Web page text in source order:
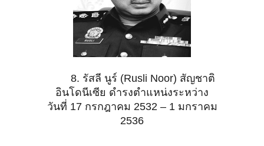
8. รัสลี นูร์ (Rusli Noor) สัญชาติ
อินโดนีเซีย ดำรงตำแหน่งระหว่าง
วันที่ 17 กรกฎาคม 2532 – 1 มกราคม
2536